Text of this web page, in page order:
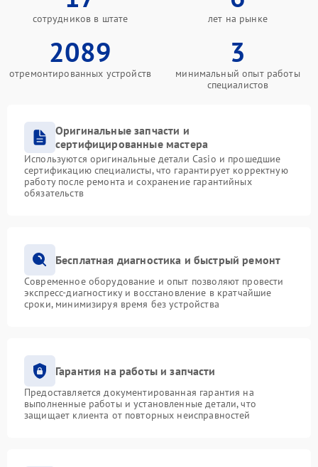
сотрудников в штате лет на рынке
2089
отремонтированных устройств
3
минимальный опыт работы
специалистов
Оригинальные запчасти и
сертифицированные мастера
Используются оригинальные детали Casio и прошедшие
сертификацию специалисты, что гарантирует корректную
работу после ремонта и сохранение гарантийных
обязательств
Бесплатная диагностика и быстрый ремонт
Современное оборудование и опыт позволяют провести
экспресс-диагностику и восстановление в кратчайшие
сроки, минимизируя время без устройства
Гарантия на работы и запчасти
Предоставляется документированная гарантия на
выполненные работы и установленные детали, что
защищает клиента от повторных неисправностей